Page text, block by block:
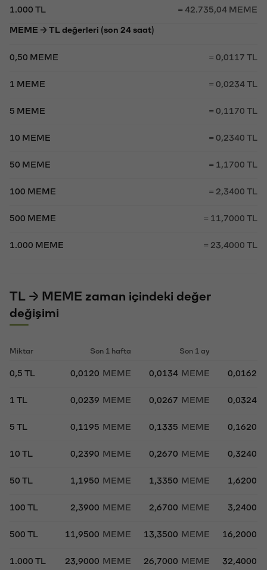
1.000 TL = 42.735,04 MEME
MEME → TL değerleri (son 24 saat)
0,50 MEME = 0,0117 TL
1 MEME = 0,0234 TL
5 MEME = 0,1170 TL
10 MEME = 0,2340 TL
50 MEME = 1,1700 TL
100 MEME = 2,3400 TL
500 MEME = 11,7000 TL
1.000 MEME = 23,4000 TL
TL → MEME zaman içindeki değer
değişimi
Miktar Son 1 hafta Son 1 ay
0,5 TL 0,0120 MEME 0,0134 MEME 0,0162
1 TL 0,0239 MEME 0,0267 MEME 0,0324
5 TL 0,1195 MEME 0,1335 MEME 0,1620
10 TL 0,2390 MEME 0,2670 MEME 0,3240
50 TL 1,1950 MEME 1,3350 MEME 1,6200
100 TL 2,3900 MEME 2,6700 MEME 3,2400
500 TL 11,9500 MEME 13,3500 MEME 16,2000
1.000 TL 23,9000 MEME 26,7000 MEME 32,4000